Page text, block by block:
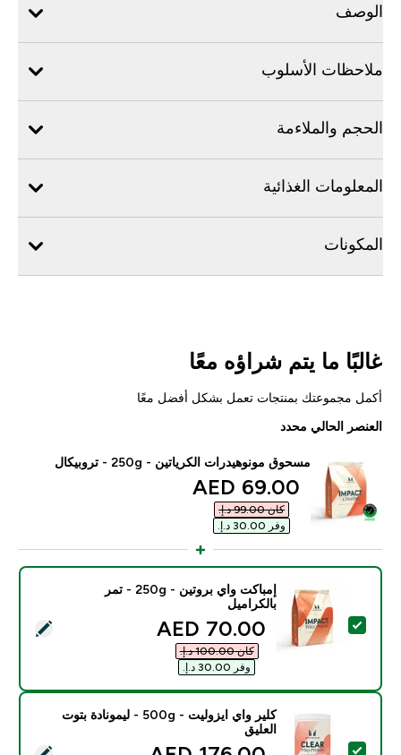
الوصف
ملاحظات الأسلوب
الحجم والملاءمة
المعلومات الغذائية
المكونات
غالبًا ما يتم شراؤه معًا
أكمل مجموعتك بمنتجات تعمل بشكل أفضل معًا
العنصر الحالي محدد
مسحوق مونوهيدرات الكرياتين - 250g - تروبيكال
discounted price
69.00 AED‎
كان ‏99.00 د.إ.‏‎
وفر ‏30.00 د.إ.‏‎
تحديد هذا المنتج - إمباكت واي بروتين - 250g - تمر بالكراميل
إمباكت واي بروتين - 250g - تمر
بالكراميل
discounted price
70.00 AED‎
كان ‏100.00 د.إ.‏‎
وفر ‏30.00 د.إ.‏‎
تحديد هذا المنتج - كلير واي ايزوليت - 500g - ليمونادة بتوت العليق
كلير واي ايزوليت - 500g - ليمونادة بتوت
العليق